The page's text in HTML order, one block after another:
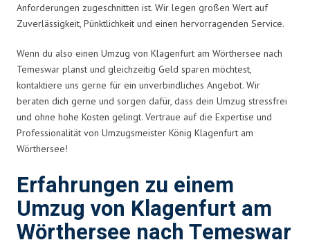
Anforderungen zugeschnitten ist. Wir legen großen Wert auf
Zuverlässigkeit, Pünktlichkeit und einen hervorragenden Service.
Wenn du also einen Umzug von Klagenfurt am Wörthersee nach
Temeswar planst und gleichzeitig Geld sparen möchtest,
kontaktiere uns gerne für ein unverbindliches Angebot. Wir
beraten dich gerne und sorgen dafür, dass dein Umzug stressfrei
und ohne hohe Kosten gelingt. Vertraue auf die Expertise und
Professionalität von Umzugsmeister König Klagenfurt am
Wörthersee!
Erfahrungen zu einem
Umzug von Klagenfurt am
Wörthersee nach Temeswar